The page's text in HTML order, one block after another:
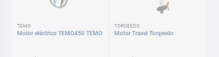
TEMO
Motor eléctrico TEMO450 TEMO
TORQEEDO
Motor Travel Torqeedo